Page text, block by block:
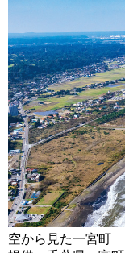
空から見た一宮町